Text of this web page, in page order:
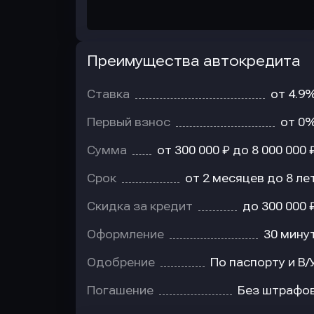
Преимущества автокредита
Ставка от
Первый взнос от
Сумма от 300 000 ₽ до 8 000 000
Срок от 2 месяцев до 8
Скидка за кредит до 300 000
Оформление 30
Одобрение По паспорту и В/
Погашение Без